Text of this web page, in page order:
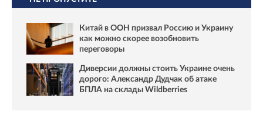
Китай в ООН призвал Россию и Украину
как можно скорее возобновить
переговоры
Диверсии должны стоить Украине очень
дорого: Александр Дудчак об атаке
БПЛА на склады Wildberries